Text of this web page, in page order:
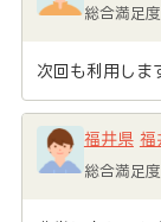
総合満足
次回も利用しま
福井県 福
総合満足